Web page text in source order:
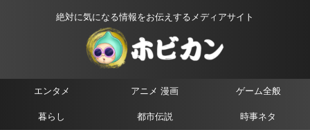
絶対に気になる情報をお伝えするメディアサイト
エンタメ アニメ 漫画 ゲーム全般
暮らし 都市伝説 時事ネタ